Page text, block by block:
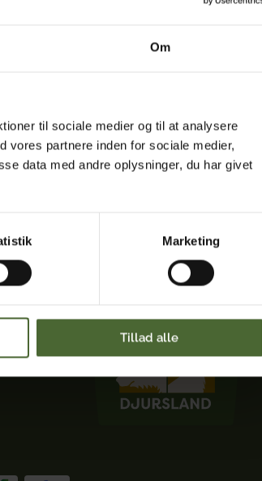
Om
til sociale medier og til at analysere
vores partnere inden for sociale medier,
data med andre oplysninger, du har givet
Marketing
Tillad alle